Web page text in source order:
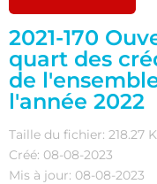
2021-170
quart des
de
l'année 2022
Taille du fichier: 218.27
Créé: 08-08-2023
Mis à jour: 08-08-2023